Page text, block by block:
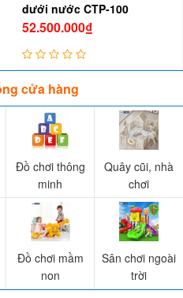
dưới nước CTP-100
52.500.000₫
cửa hàng
Đồ chơi thông
minh
Quây cũi, nhà
chơi
Đồ chơi mầm
non
Sân chơi ngoài
trời